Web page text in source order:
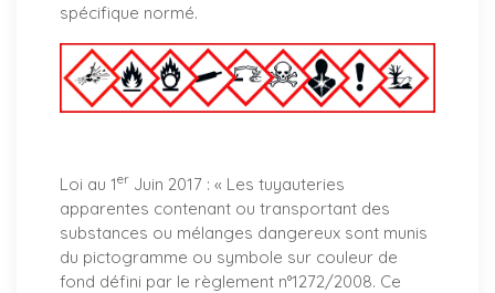
spécifique normé.
Loi au 1er Juin 2017 : « Les tuyauteries
apparentes contenant ou transportant des
substances ou mélanges dangereux sont munis
du pictogramme ou symbole sur couleur de
fond défini par le règlement n°1272/2008. Ce